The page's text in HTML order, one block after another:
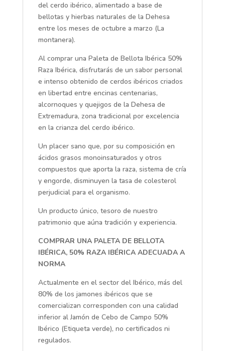
del cerdo ibérico, alimentado a base de
bellotas y hierbas naturales de la Dehesa
entre los meses de octubre a marzo (La
montanera).
Al comprar una Paleta de Bellota Ibérica 50%
Raza Ibérica, disfrutarás de un sabor personal
e intenso obtenido de cerdos ibéricos criados
en libertad entre encinas centenarias,
alcornoques y quejigos de la Dehesa de
Extremadura, zona tradicional por excelencia
en la crianza del cerdo ibérico.
Un placer sano que, por su composición en
ácidos grasos monoinsaturados y otros
compuestos que aporta la raza, sistema de cría
y engorde, disminuyen la tasa de colesterol
perjudicial para el organismo.
Un producto único, tesoro de nuestro
patrimonio que aúna tradición y experiencia.
COMPRAR UNA PALETA DE BELLOTA
IBÉRICA, 50% RAZA IBÉRICA ADECUADA A
NORMA
Actualmente en el sector del Ibérico, más del
80% de los jamones ibéricos que se
comercializan corresponden con una calidad
inferior al Jamón de Cebo de Campo 50%
Ibérico (Etiqueta verde), no certificados ni
regulados.